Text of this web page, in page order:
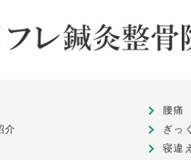
介
腰痛
ぎっ
寝違